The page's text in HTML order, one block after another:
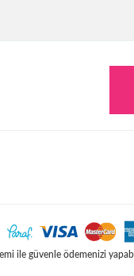
ile güvenle ödemenizi